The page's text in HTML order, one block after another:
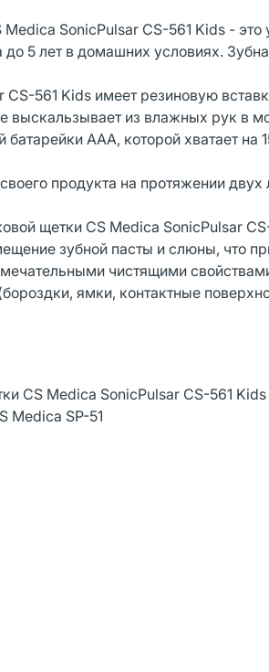
SonicPulsar CS-561 Kids -
до 5 лет в домашних условиях.
561 Kids имеет резиновую
выскальзывает из влажных рук в
AAA, которой хватает на
продукта на протяжении двух
щетки CS Medica SonicPulsar
зубной пасты и слюны, что
чистящими
ямки, контактные
CS Medica SonicPulsar CS-561 Kids
Medica SP-51